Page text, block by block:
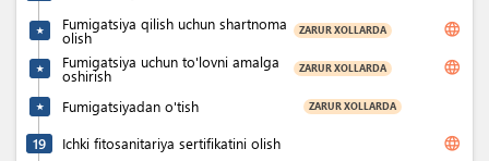
★ Fumigatsiya qilish uchun shartnoma
olish ZARUR XOLLARDA language
★ Fumigatsiya uchun to'lovni amalga
oshirish ZARUR XOLLARDA language
★ Fumigatsiyadan o'tish ZARUR XOLLARDA
19 Ichki fitosanitariya sertifikatini olish language